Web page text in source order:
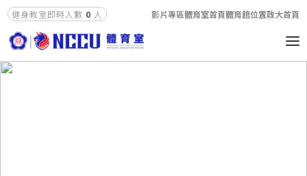
健身教室即時人數 0 人 影片專區體育室首頁體育館位置政大首頁